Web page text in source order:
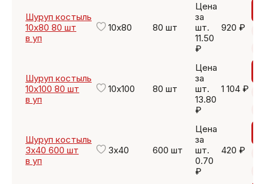
Шуруп костыль
10х80 80 шт
в уп
10х80 80 шт
Цена
за
шт.
11.50
₽
920 ₽
Шуруп костыль
10х100 80 шт
в уп
10х100 80 шт
Цена
за
шт.
13.80
₽
1 104 ₽
Шуруп костыль
3х40 600 шт
в уп
3х40 600 шт
Цена
за
шт.
0.70
₽
420 ₽